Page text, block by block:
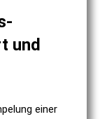
und
einer